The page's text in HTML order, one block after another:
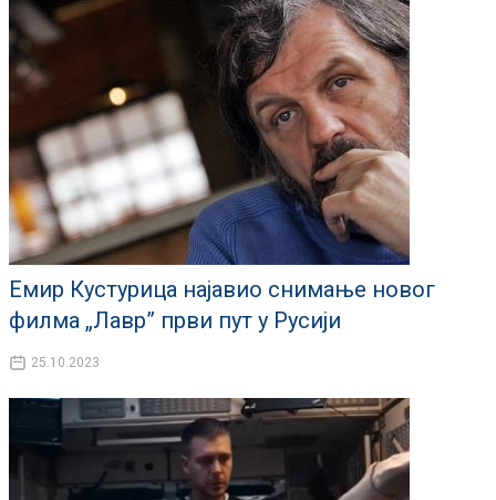
Емир Кустурица најавио снимање новог
филма „Лавр” први пут у Русији
25.10.2023